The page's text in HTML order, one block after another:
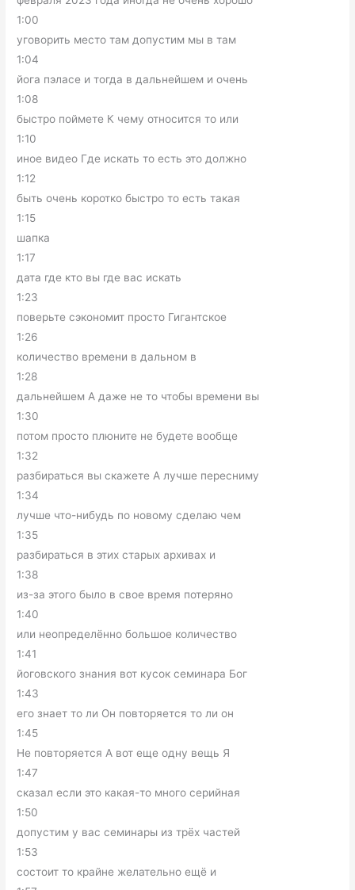
1:00
уговорить место там допустим мы в там
1:04
йога пэласе и тогда в дальнейшем и очень
1:08
быстро поймете К чему относится то или
1:10
иное видео Где искать то есть это должно
1:12
быть очень коротко быстро то есть такая
1:15
шапка
1:17
дата где кто вы где вас искать
1:23
поверьте сэкономит просто Гигантское
1:26
количество времени в дальном в
1:28
дальнейшем А даже не то чтобы времени вы
1:30
потом просто плюните не будете вообще
1:32
разбираться вы скажете А лучше пересниму
1:34
лучше что-нибудь по новому сделаю чем
1:35
разбираться в этих старых архивах и
1:38
из-за этого было в свое время потеряно
1:40
или неопределённо большое количество
1:41
йоговского знания вот кусок семинара Бог
1:43
его знает то ли Он повторяется то ли он
1:45
Не повторяется А вот еще одну вещь Я
1:47
сказал если это какая-то много серийная
1:50
допустим у вас семинары из трёх частей
1:53
состоит то крайне желательно ещё и